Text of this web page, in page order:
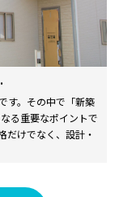
す。その中で「新築
る重要なポイントで
だけでなく、設計・